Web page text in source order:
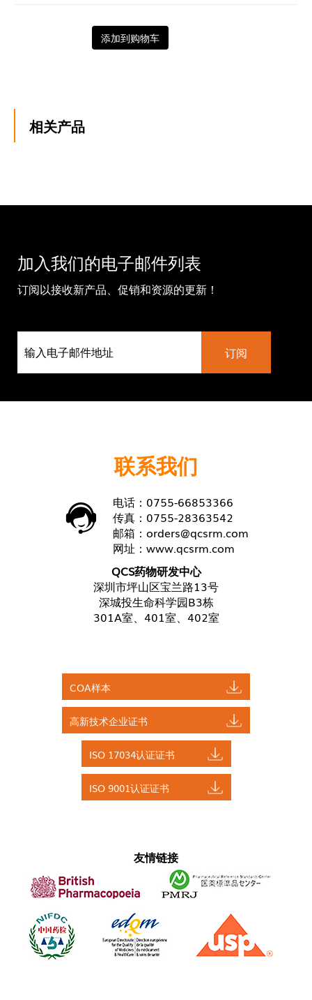
添加到购物车
相关产品
加入我们的电子邮件列表
订阅以接收新产品、促销和资源的更新！
联系我们
电话：0755-66853366
传真：0755-28363542
邮箱： orders@qcsrm.com
网址： www.qcsrm.com
QCS药物研发中心
深圳市坪山区宝兰路13号
深城投生命科学园B3栋
301A室、401室、402室
COA样本
高新技术企业证书
ISO 17034认证证书
ISO 9001认证证书
友情链接